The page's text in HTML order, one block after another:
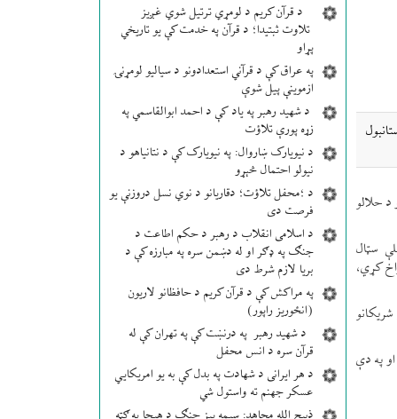
د قرآن کریم د لومړي ترتیل شوي غږیز
تلاوت ثبتیدا؛ د قرآن په خدمت کې یو تاریخي
پړاو
په عراق کې د قرآني استعدادونو د سیالیو لومړنۍ
ازموینې پیل شوې
د شهید رهبر په یاد کې د احمد ابوالقاسمي په
زړه پورې تلاؤت
د نیویارک ښاروال: په نیویارک کې د نتانیاهو د
نیولو احتمال څېړو
د ؛محفل تلاؤت؛ دقاریانو د نوي نسل دروزنې یو
فرصت دی
د اسلامی انقلاب د رهبر د حکم اطاعت د
جنګ په ډګر او له دښمن سره په مبارزه کې د
بریا لازم شرط دی
په مراکش کې د قرآن کریم د حافظانو لاریون
(انځوریز راپور)
د شهید رهبر په درنښت کې په تهران کې له
قرآن سره د انس محفل
د هر ایرانی د شهادت په بدل کې به یو امریکایي
عسکر جهنم ته واستول شي
تاجرانو بلنه ورکړې چې په حلال ۲۰۲۶ نندارتون او د حلالو
سټال
کړي،
په دې